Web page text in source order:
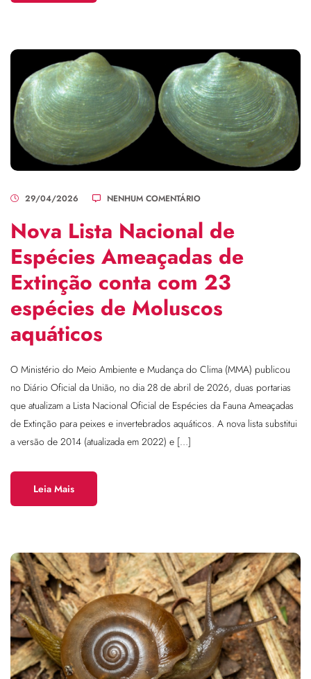
29/04/2026 NENHUM COMENTÁRIO
Nova Lista Nacional de
Espécies Ameaçadas de
Extinção conta com 23
espécies de Moluscos
aquáticos
O Ministério do Meio Ambiente e Mudança do Clima (MMA) publicou
no Diário Oficial da União, no dia 28 de abril de 2026, duas portarias
que atualizam a Lista Nacional Oficial de Espécies da Fauna Ameaçadas
de Extinção para peixes e invertebrados aquáticos. A nova lista substitui
a versão de 2014 (atualizada em 2022) e […]
Leia Mais